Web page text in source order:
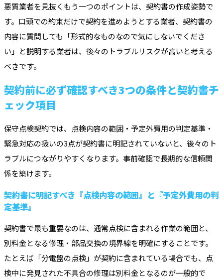
悪質業者を見抜くもう一つのポイントは、契約書の作成姿勢で
す。口頭での約束だけで契約を進めようとする業者、契約書の
内容に質問しても「形式的なものなので気にしないでくださ
い」と説明する業者は、後々のトラブルリスクが高いと考える
べきです。
契約前に必ず確認すべき3つの条件と契約書チ
ェック項目
保守点検契約では、点検内容の範囲・予定外費用の判定基準・
緊急対応の扱いの3点が契約書に明記されていないと、後々のト
ラブルにつながりやすくなります。事前確認で長期的な信頼関
係を築けます。
契約書に明記すべき『点検内容の範囲』と『予定外費用の判
定基準』
契約書で最も重要なのは、通常点検に含まれる作業の範囲と、
別料金となる修理・部品交換の境界線を明確にすることです。
たとえば「分電盤の点検」が契約に含まれている場合でも、点
検中に発見された不具合の修理は別料金となるのが一般的で